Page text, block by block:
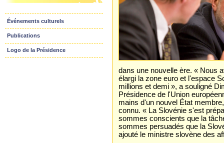
Événements culturels
Publications
Logo de la Présidence
dans une nouvelle ère. « Nous
élargi la zone euro et l'espace
millions et demi », a souligné
Présidence de l'Union
mains d'un nouvel État
connu. « La Slovénie s'est
sommes conscients que la
sommes persuadés que la
ajouté le ministre slovène des